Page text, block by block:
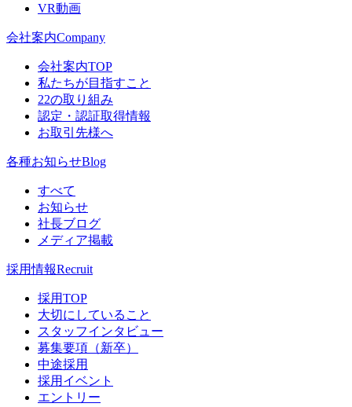
VR動画
会社案内Company
会社案内TOP
私たちが目指すこと
22の取り組み
認定・認証取得情報
お取引先様へ
各種お知らせBlog
すべて
お知らせ
社長ブログ
メディア掲載
採用情報Recruit
採用TOP
大切にしていること
スタッフインタビュー
募集要項（新卒）
中途採用
採用イベント
エントリー